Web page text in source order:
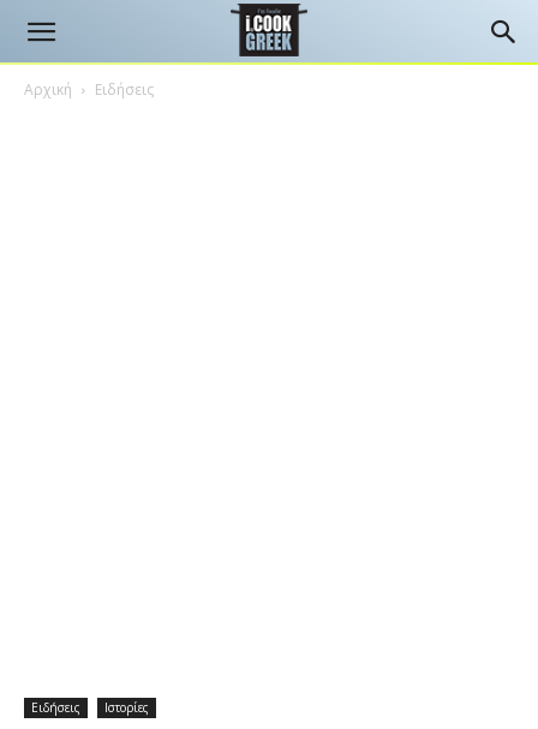
Αρχική Ειδήσεις
Ειδήσεις Ιστορίες